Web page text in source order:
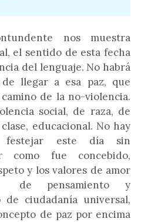
nos muestra
el sentido de esta fecha
del lenguaje. No habrá
llegar a esa paz, que
de la no-violencia.
social, de raza, de
educacional. No hay
festejar este día sin
como fue concebido,
y los valores de amor
de pensamiento y
de ciudadanía universal,
de paz por encima